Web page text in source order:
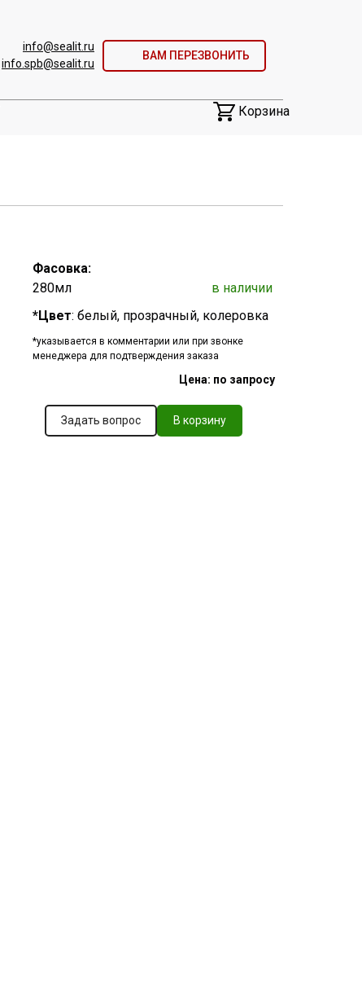
info@sealit.ru
info.spb@sealit.ru
ВАМ ПЕРЕЗВОНИТЬ
Корзина
Фасовка:
280мл в наличии
*Цвет: белый, прозрачный, колеровка
*указывается в комментарии или при звонке
менеджера для подтверждения заказа
Цена: по запросу
Задать вопрос В корзину